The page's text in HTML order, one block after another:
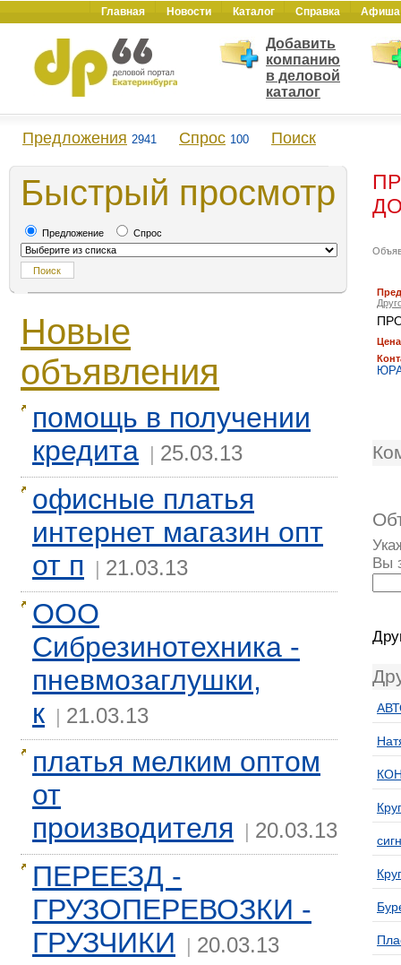
Главная Новости Каталог Справка Афиша
Добавить
компанию
в деловой
каталог
Предложения 2941 Спрос 100 Поиск
Быстрый просмотр
Предложение Спрос
Новые
объявления
помощь в получении
кредита | 25.03.13
офисные платья
интернет магазин опт
от п | 21.03.13
ООО
Сибрезинотехника -
пневмозаглушки,
к | 21.03.13
платья мелким оптом
от
производителя | 20.03.13
ПЕРЕЕЗД -
ГРУЗОПЕРЕВОЗКИ -
ГРУЗЧИКИ | 20.03.13
Вы